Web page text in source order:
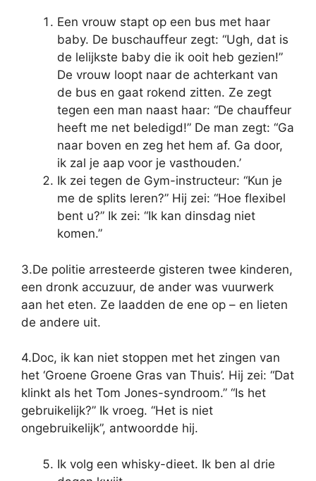
Een vrouw stapt op een bus met haar
baby. De buschauffeur zegt: “Ugh, dat is
de lelijkste baby die ik ooit heb gezien!”
De vrouw loopt naar de achterkant van
de bus en gaat rokend zitten. Ze zegt
tegen een man naast haar: “De chauffeur
heeft me net beledigd!” De man zegt: “Ga
naar boven en zeg het hem af. Ga door,
ik zal je aap voor je vasthouden.’
Ik zei tegen de Gym-instructeur: “Kun je
me de splits leren?” Hij zei: “Hoe flexibel
bent u?” Ik zei: “Ik kan dinsdag niet
komen.”
3.De politie arresteerde gisteren twee kinderen,
een dronk accuzuur, de ander was vuurwerk
aan het eten. Ze laadden de ene op – en lieten
de andere uit.
4.Doc, ik kan niet stoppen met het zingen van
het ‘Groene Groene Gras van Thuis’. Hij zei: “Dat
klinkt als het Tom Jones-syndroom.” “Is het
gebruikelijk?” Ik vroeg. “Het is niet
ongebruikelijk”, antwoordde hij.
Ik volg een whisky-dieet. Ik ben al drie